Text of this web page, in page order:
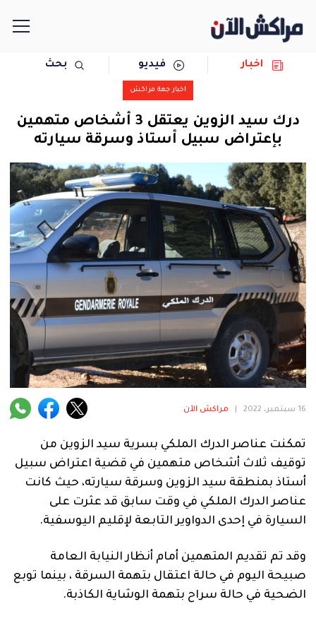
سياسة
رياضة
حوادث
دولية
المرأة
منوعة
آراء
اخبار فيديو بحث
اخبار جهة مراكش
درك سيد الزوين يعتقل 3 أشخاص متهمين
بإعتراض سبيل أستاذ وسرقة سيارته
16 سبتمبر، 2022 مراكش الآن
تمكنت عناصر الدرك الملكي بسرية سيد الزوين من
توقيف ثلاث أشخاص متهمين في قضية اعتراض سبيل
أستاذ بمنطقة سيد الزوين وسرقة سيارته، حيث كانت
عناصر الدرك الملكي في وقت سابق قد عثرت على
السيارة في إحدى الدواوير التابعة لإقليم اليوسفية.
وقد تم تقديم المتهمين أمام أنظار النيابة العامة
صبيحة اليوم في حالة اعتقال بتهمة السرقة ، بينما توبع
الضحية في حالة سراح بتهمة الوشاية الكاذبة.